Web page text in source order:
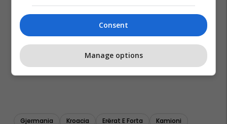
Gjermania Kroacia Erërat E Forta Kamioni
Consent
Manage options